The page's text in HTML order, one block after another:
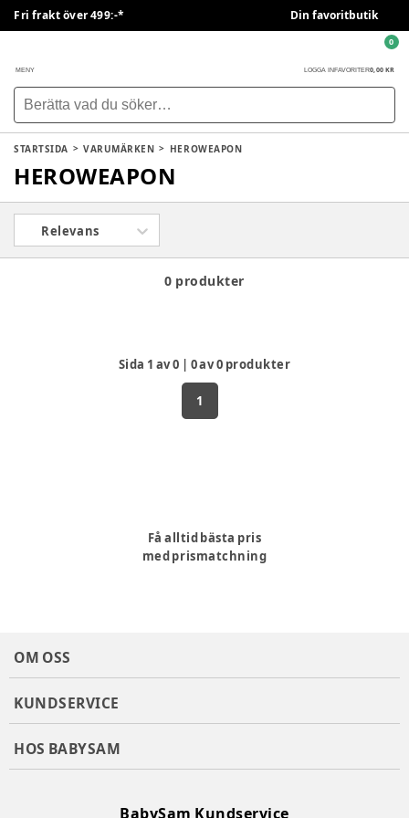
Fri frakt över 499:-* Din favoritbutik
MENY LOGGA IN FAVORITER0,00 KR
0
STARTSIDA VARUMÄRKEN HEROWEAPON
HEROWEAPON
Relevans
0 produkter
Sida 1 av0 | 0av0 produkter
1
Få alltid bästa pris
med prismatchning
OM OSS
KUNDSERVICE
HOS BABYSAM
BabySam Kundservice